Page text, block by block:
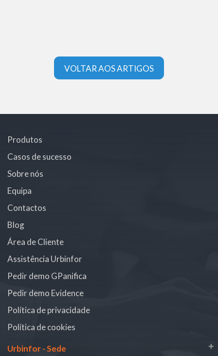
VOLTAR AOS ARTIGOS
Produtos
Casos de sucesso
Sobre nós
Equipa
Contactos
Blog
Área de Cliente
Assistência Urbinfor
Pedir demo GPanifica
Pedir demo Evidence
Política de privacidade
Política de cookies
Urbinfor - Sede +